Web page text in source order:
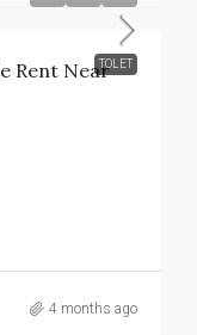
TOLET
Rent Near
4 months ago